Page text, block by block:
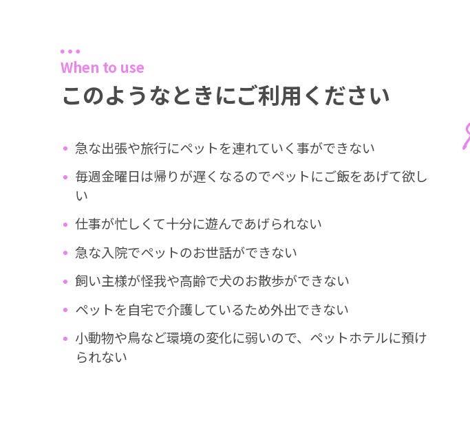
When to use
このようなときにご利用ください
急な出張や旅行にペットを連れていく事ができない
毎週金曜日は帰りが遅くなるのでペットにご飯をあげて欲し
い
仕事が忙しくて十分に遊んであげられない
急な入院でペットのお世話ができない
飼い主様が怪我や高齢で犬のお散歩ができない
ペットを自宅で介護しているため外出できない
小動物や鳥など環境の変化に弱いので、ペットホテルに預け
られない